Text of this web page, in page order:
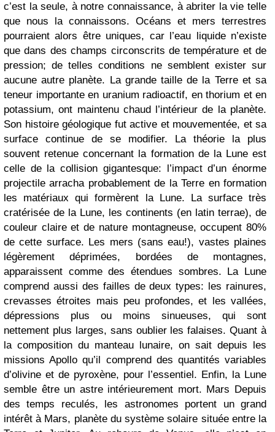
c’est la seule, à notre connaissance, à abriter la vie telle
que nous la connaissons. Océans et mers terrestres
pourraient alors être uniques, car l’eau liquide n’existe
que dans des champs circonscrits de température et de
pression; de telles conditions ne semblent exister sur
aucune autre planète. La grande taille de la Terre et sa
teneur importante en uranium radioactif, en thorium et en
potassium, ont maintenu chaud l’intérieur de la planète.
Son histoire géologique fut active et mouvementée, et sa
surface continue de se modifier. La théorie la plus
souvent retenue concernant la formation de la Lune est
celle de la collision gigantesque: l’impact d’un énorme
projectile arracha probablement de la Terre en formation
les matériaux qui formèrent la Lune. La surface très
cratérisée de la Lune, les continents (en latin terrae), de
couleur claire et de nature montagneuse, occupent 80%
de cette surface. Les mers (sans eau!), vastes plaines
légèrement déprimées, bordées de montagnes,
apparaissent comme des étendues sombres. La Lune
comprend aussi des failles de deux types: les rainures,
crevasses étroites mais peu profondes, et les vallées,
dépressions plus ou moins sinueuses, qui sont
nettement plus larges, sans oublier les falaises. Quant à
la composition du manteau lunaire, on sait depuis les
missions Apollo qu’il comprend des quantités variables
d’olivine et de pyroxène, pour l’essentiel. Enfin, la Lune
semble être un astre intérieurement mort. Mars Depuis
des temps reculés, les astronomes portent un grand
intérêt à Mars, planète du système solaire située entre la